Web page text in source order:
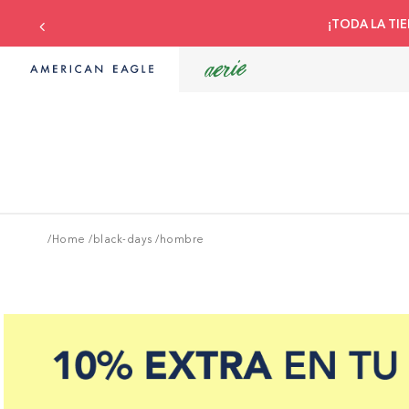
¡TODA LA
/Home /black-days /hombre